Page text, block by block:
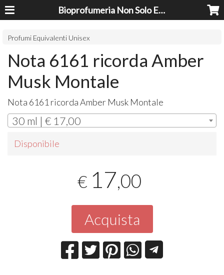
Bioprofumeria Non Solo Essenze
Profumi Equivalenti Unisex
Nota 6161 ricorda Amber
Musk Montale
Nota 6161 ricorda Amber Musk Montale
30 ml | € 17,00
Disponibile
€ 17,00
Acquista